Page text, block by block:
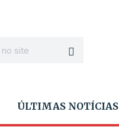
ÚLTIMAS NOTÍCIAS